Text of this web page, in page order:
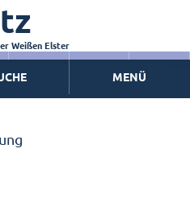
Christian Thieme
Weißen Elster
MENÜ